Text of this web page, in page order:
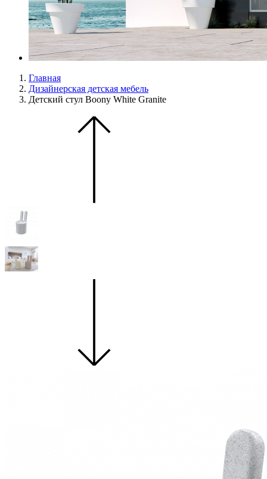
Главная
Дизайнерская детская мебель
Детский стул Boony White Granite